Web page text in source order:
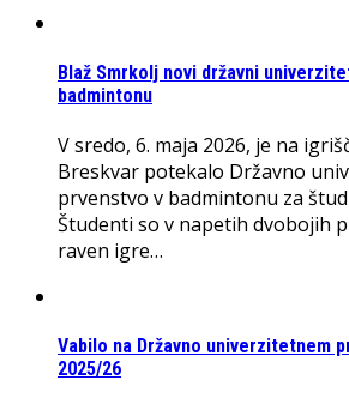
Blaž Smrkolj novi državni
badmintonu
V sredo, 6. maja 2026, je na
Breskvar potekalo Državno
prvenstvo v badmintonu za
Študenti so v napetih dvobojih
raven igre…
Vabilo na Državno univerzitetnem
2025/26